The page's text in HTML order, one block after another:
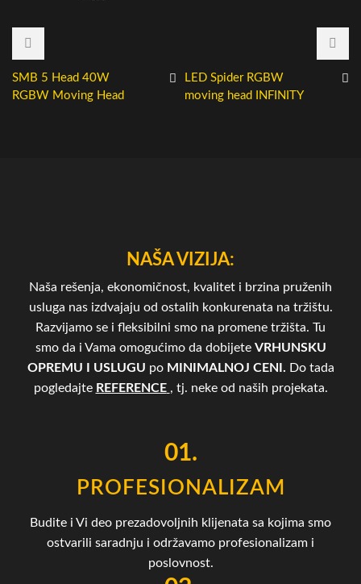
SMB 5 Head 40W
RGBW Moving Head
LED Spider RGBW
moving head INFINITY
NAŠA VIZIJA:
Naša rešenja, ekonomičnost, kvalitet i brzina pruženih
usluga nas izdvajaju od ostalih konkurenata na tržištu.
Razvijamo se i fleksibilni smo na promene tržišta. Tu
smo da i Vama omogućimo da dobijete VRHUNSKU
OPREMU I USLUGU po MINIMALNOJ CENI. Do tada
pogledajte REFERENCE , tj. neke od naših projekata.
01.
PROFESIONALIZAM
Budite i Vi deo prezadovoljnih klijenata sa kojima smo
ostvarili saradnju i održavamo profesionalizam i
poslovnost.